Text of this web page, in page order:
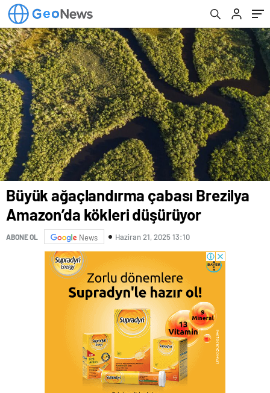
Büyük ağaçlandırma çabası Brezilya
Amazon’da kökleri düşürüyor
ABONE OL News Haziran 21, 2025 13:10